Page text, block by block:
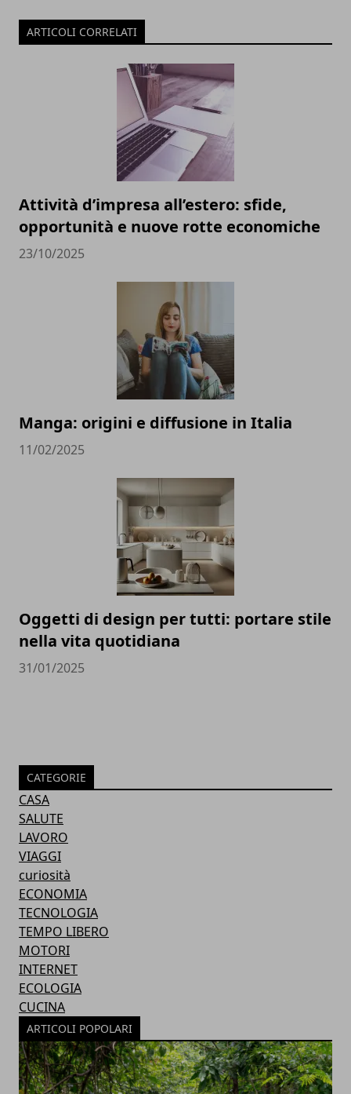
ARTICOLI CORRELATI
Attività d’impresa all’estero: sfide,
opportunità e nuove rotte economiche
23/10/2025
Manga: origini e diffusione in Italia
11/02/2025
Oggetti di design per tutti: portare stile
nella vita quotidiana
31/01/2025
CATEGORIE
CASA
SALUTE
LAVORO
VIAGGI
curiosità
ECONOMIA
TECNOLOGIA
TEMPO LIBERO
MOTORI
INTERNET
ECOLOGIA
CUCINA
ARTICOLI POPOLARI